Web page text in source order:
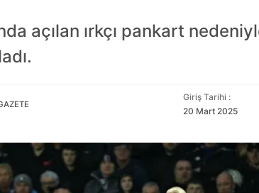
açılan ırkçı pankart
Giriş Tarihi :
20 Mart 2025